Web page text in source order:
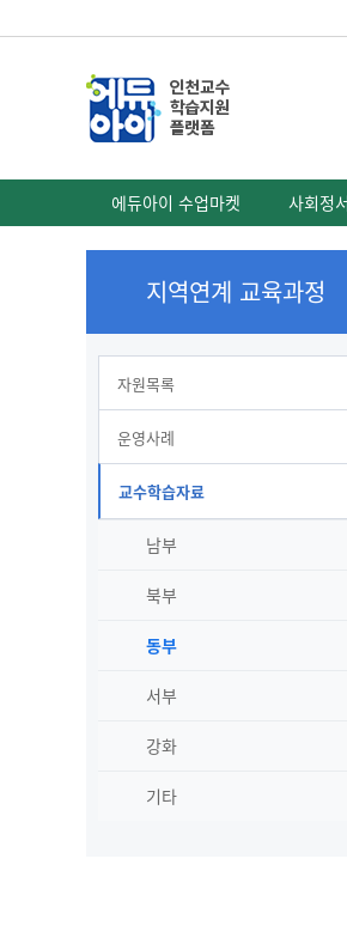
에듀아이 수업마켓 사회정
지역연계 교육과정
자원목록
운영사례
교수학습자료
남부
북부
동부
서부
강화
기타